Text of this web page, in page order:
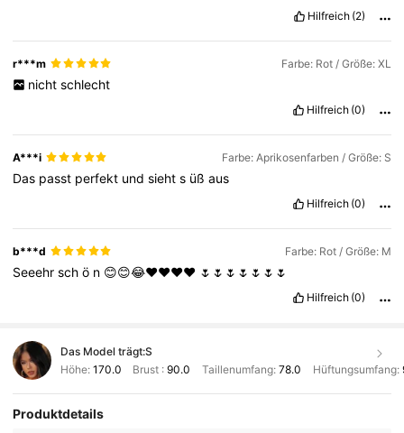
Hilfreich (2)
r***m Farbe: Rot / Größe: XL
nicht schlecht
Hilfreich (0)
A***i Farbe: Aprikosenfarben / Größe: S
Das passt perfekt undsiehts üßaus
Hilfreich (0)
b***d Farbe: Rot / Größe: M
Seeehrschö n 😊😊😂❤️❤️❤️❤️ 🌷🌷🌷🌷🌷🌷🌷
Hilfreich (0)
Das Model trägt:S
Höhe: 170.0 Brust :90.0 Taillenumfang: 78.0 Hüftungsumfang:
Produktdetails